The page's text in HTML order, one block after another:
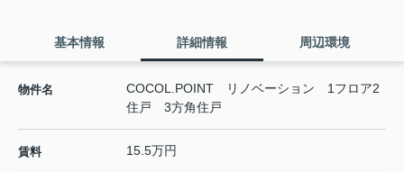
基本情報 詳細情報 周辺環境
物件名
COCOL.POINT リノベーション 1フロア2
住戸 3方角住戸
賃料 15.5万円